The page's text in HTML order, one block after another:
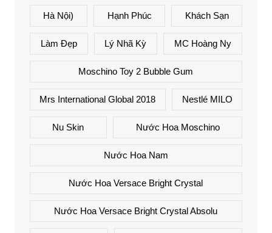
Hà Nội) Hạnh Phúc Khách Sạn
Làm Đẹp Lý Nhã Kỳ MC Hoàng Ny
Moschino Toy 2 Bubble Gum
Mrs International Global 2018 Nestlé MILO
Nu Skin Nước Hoa Moschino
Nước Hoa Nam
Nước Hoa Versace Bright Crystal
Nước Hoa Versace Bright Crystal Absolu